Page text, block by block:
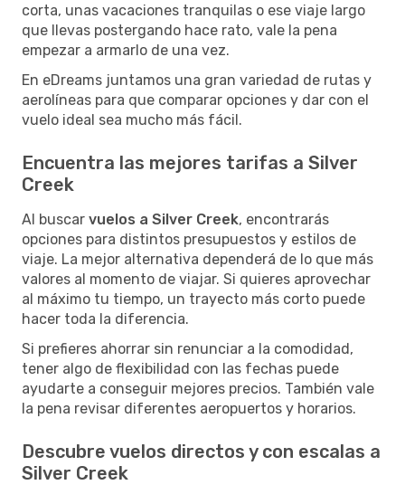
corta, unas vacaciones tranquilas o ese viaje largo
que llevas postergando hace rato, vale la pena
empezar a armarlo de una vez.
En eDreams juntamos una gran variedad de rutas y
aerolíneas para que comparar opciones y dar con el
vuelo ideal sea mucho más fácil.
Encuentra las mejores tarifas a Silver
Creek
Al buscar vuelos a Silver Creek, encontrarás
opciones para distintos presupuestos y estilos de
viaje. La mejor alternativa dependerá de lo que más
valores al momento de viajar. Si quieres aprovechar
al máximo tu tiempo, un trayecto más corto puede
hacer toda la diferencia.
Si prefieres ahorrar sin renunciar a la comodidad,
tener algo de flexibilidad con las fechas puede
ayudarte a conseguir mejores precios. También vale
la pena revisar diferentes aeropuertos y horarios.
Descubre vuelos directos y con escalas a
Silver Creek